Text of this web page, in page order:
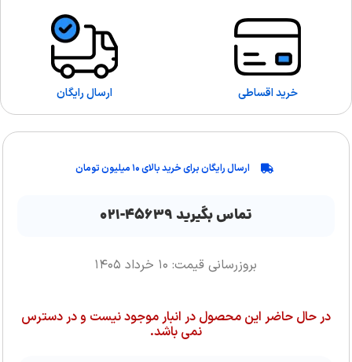
خرید اقساطی ارسال رایگان
ارسال رایگان برای خرید بالای ۱۰ میلیون تومان
تماس بگیرید ۴۵۶۳۹-۰۲۱
بروزرسانی قیمت: ۱۰ خرداد ۱۴۰۵
در حال حاضر این محصول در انبار موجود نیست و در دسترس
نمی باشد.